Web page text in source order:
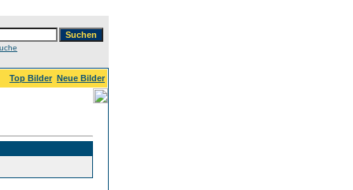
Top Bilder Neue Bilder